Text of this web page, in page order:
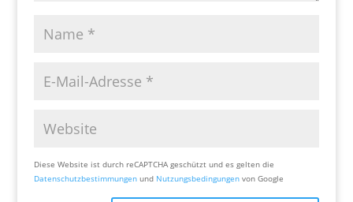
Diese Website ist durch reCAPTCHA geschützt und es gelten die
Datenschutzbestimmungenund Nutzungsbedingungenvon Google